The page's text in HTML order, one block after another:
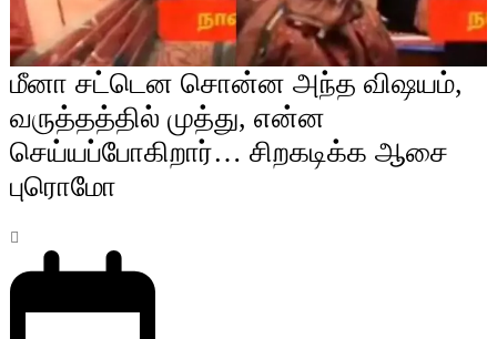
மீனா சட்டென சொன்ன அந்த விஷயம்,
வருத்தத்தில் முத்து, என்ன
செய்யப்போகிறார்… சிறகடிக்க ஆசை
புரொமோ